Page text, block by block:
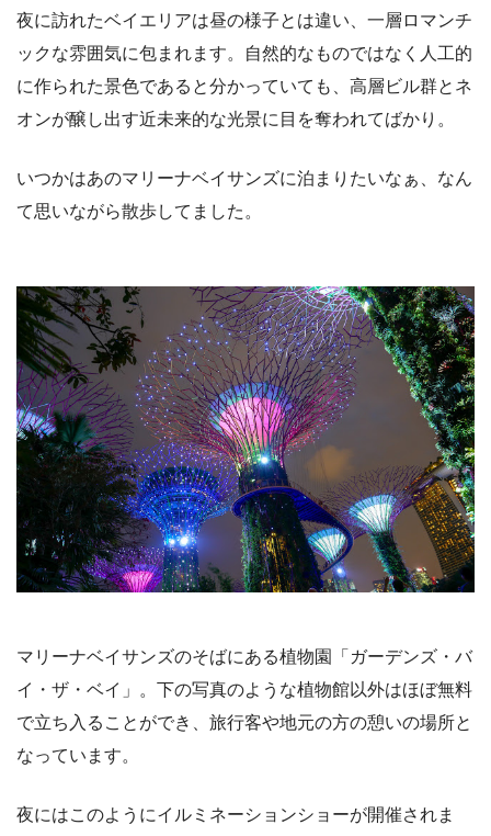
夜に訪れたベイエリアは昼の様子とは違い、一層ロマンチ
ックな雰囲気に包まれます。自然的なものではなく人工的
に作られた景色であると分かっていても、高層ビル群とネ
オンが醸し出す近未来的な光景に目を奪われてばかり。
いつかはあのマリーナベイサンズに泊まりたいなぁ、なん
て思いながら散歩してました。
マリーナベイサンズのそばにある植物園「ガーデンズ・バ
イ・ザ・ベイ」。下の写真のような植物館以外はほぼ無料
で立ち入ることができ、旅行客や地元の方の憩いの場所と
なっています。
夜にはこのようにイルミネーションショーが開催されま